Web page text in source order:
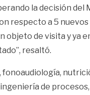
la decisión del
respecto a 5
objeto de visita y ya
resaltó.
fonoaudiología,
de